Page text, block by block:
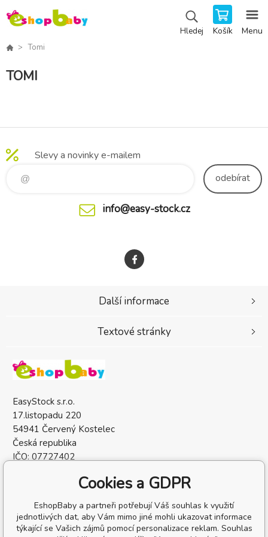
Hledej Košík Menu
Tomi
TOMI
Slevy a novinky e-mailem
odebírat
info@easy-stock.cz
EasyStock s.r.o.
17.listopadu 220
54941 Červený Kostelec
Česká republika
IČO: 07727402
Další informace
Textové stránky
Cookies a GDPR
EshopBaby a partneři potřebují Váš souhlas k využití
jednotlivých dat, aby Vám mimo jiné mohli ukazovat informace
týkající se Vašich zájmů pomocí personalizace reklam. Souhlas